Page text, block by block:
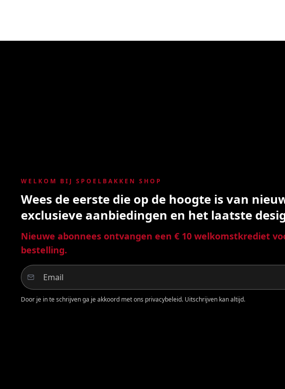
WELKOM BIJ SPOELBAKKEN SHOP
Wees de eerste die op de hoogte is van
exclusieve aanbiedingen en het laatste
Nieuwe abonnees ontvangen een € 10 welkomstkrediet
bestelling.
Door je in te schrijven ga je akkoord met ons privacybeleid. Uitschrijven kan altijd.